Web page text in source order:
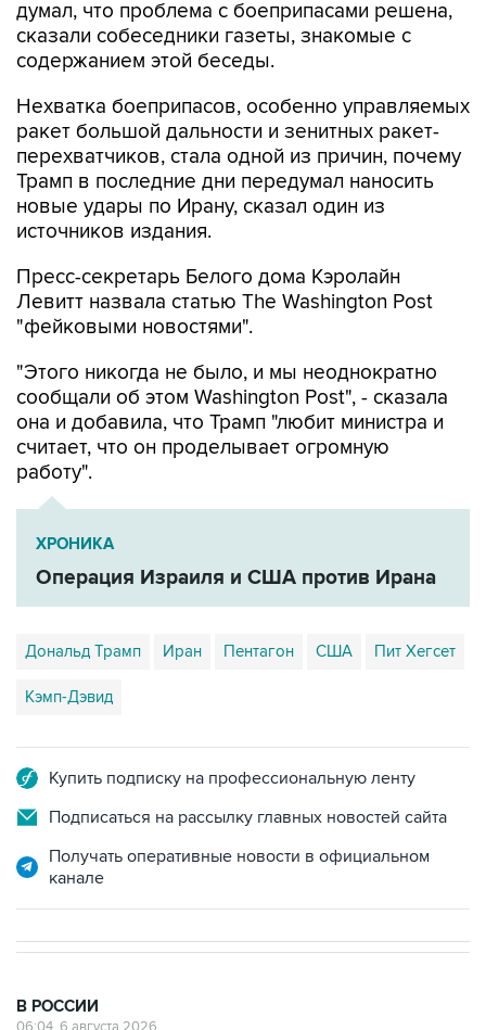
содержанием этой беседы.
Нехватка боеприпасов, особенно управляемых
перехватчиков, стала одной из причин, почему
Трамп в последние дни передумал наносить
новые удары по Ирану, сказал один из
источников издания.
Пресс-секретарь Белого дома Кэролайн
"фейковыми новостями".
"Этого никогда не было, и мы неоднократно
она и добавила, что Трамп "любит министра и
считает, что он проделывает огромную
работу".
ХРОНИКА
Операция Израиля и США против Ирана
Дональд Трамп Иран Пентагон США Пит Хегсет
Кэмп-Дэвид
Подписаться на рассылку главных новостей сайта
Получать оперативные новости в официальном
Моряки с затонувшего судна